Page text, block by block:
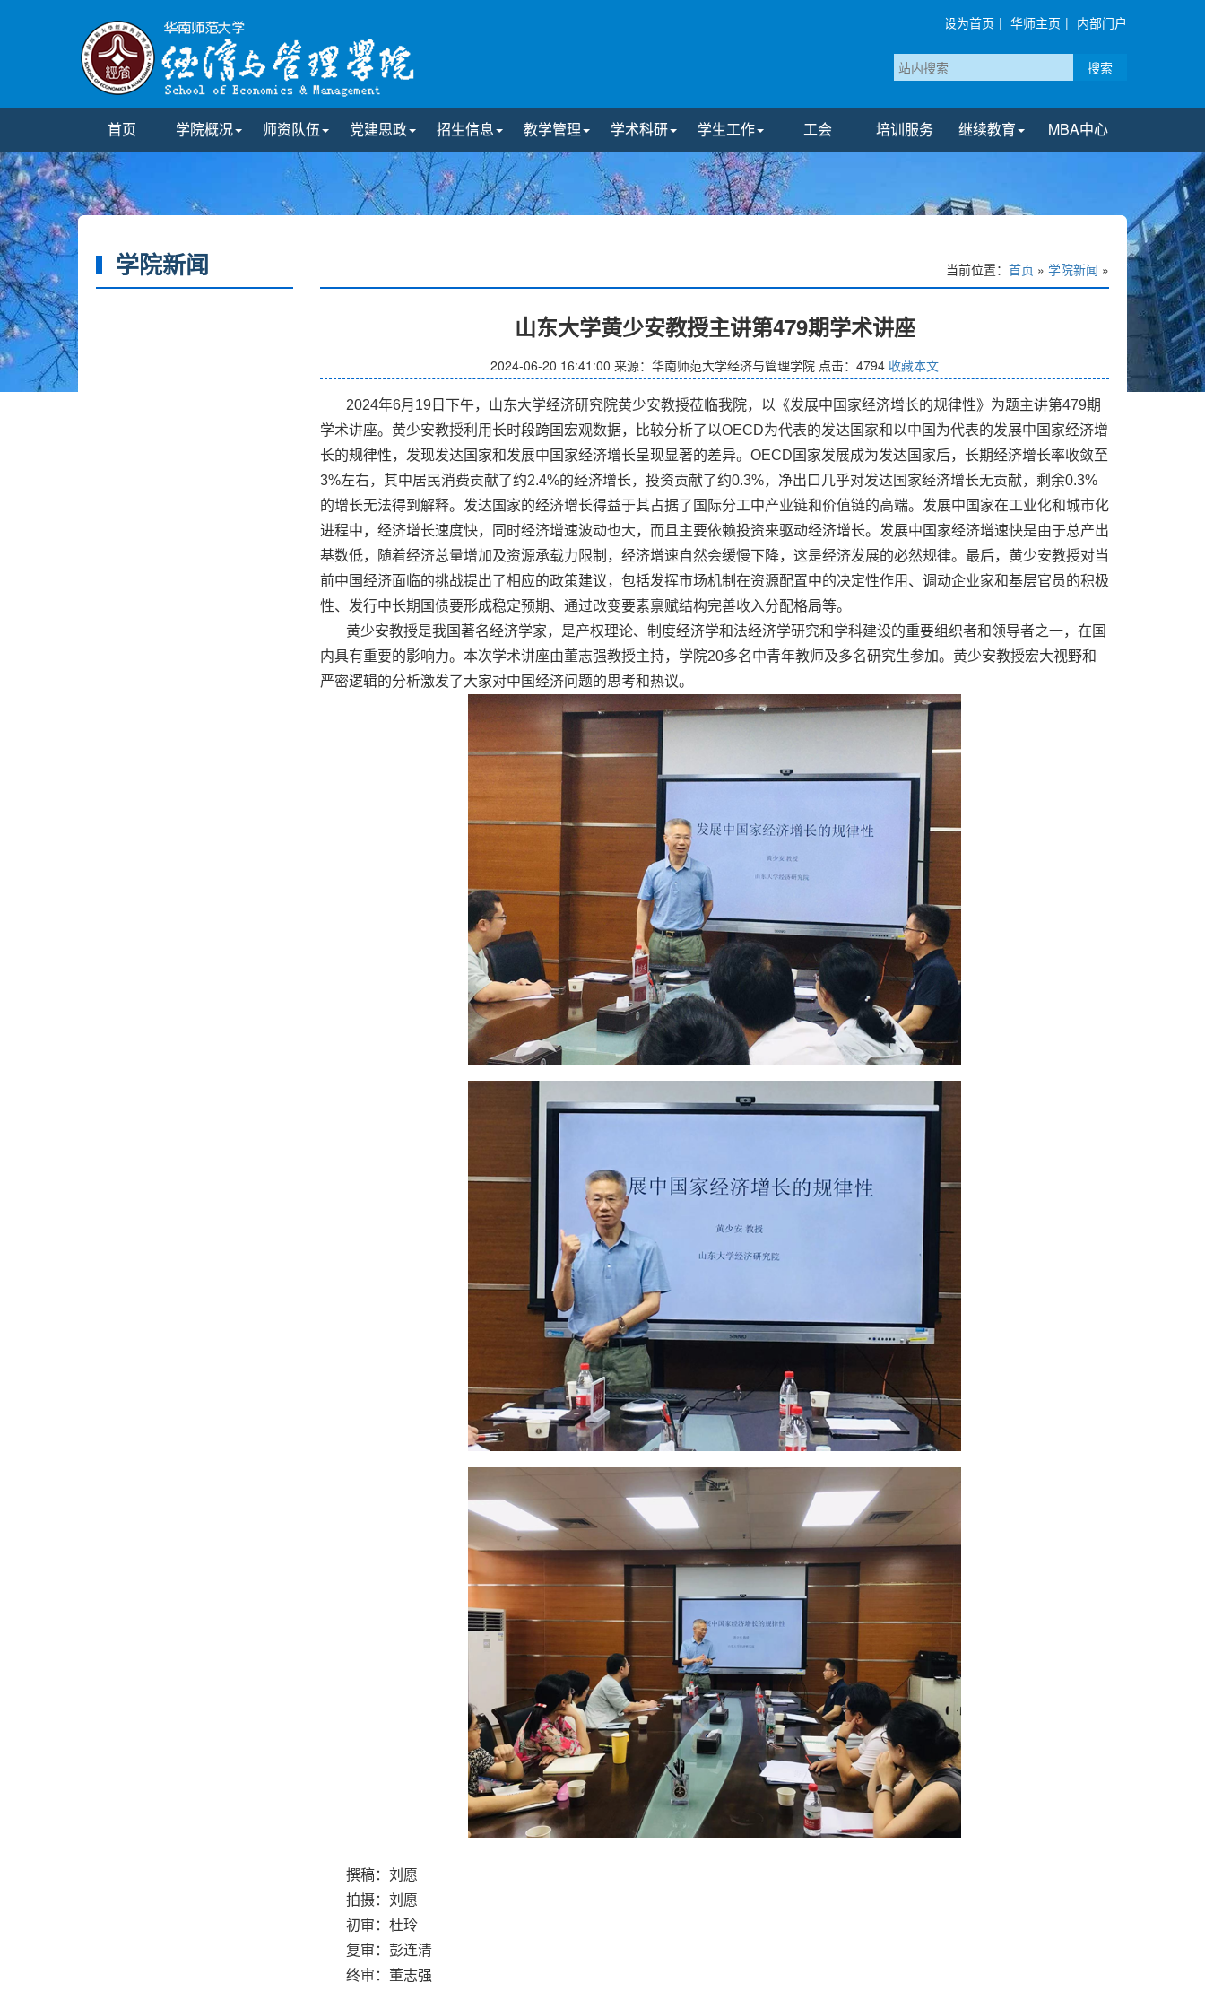
设为首页 | 华师主页 | 内部门户
搜索
首页 学院概况 师资队伍 党建思政 招生信息 教学管理 学术科研 学生工作 工会 培训服务 继续教育 MBA中心
学院新闻 当前位置： 首页 » 学院新闻 »
山东大学黄少安教授主讲第479期学术讲座
2024-06-20 16:41:00 来源：华南师范大学经济与管理学院 点击： 4794 收藏本文
2024年6月19日下午，山东大学经济研究院黄少安教授莅临我院，以《发展中国家经济增长的规律性》为题主讲第479期
学术讲座。黄少安教授利用长时段跨国宏观数据，比较分析了以OECD为代表的发达国家和以中国为代表的发展中国家经济增
长的规律性，发现发达国家和发展中国家经济增长呈现显著的差异。OECD国家发展成为发达国家后，长期经济增长率收敛至
3%左右，其中居民消费贡献了约2.4%的经济增长，投资贡献了约0.3%，净出口几乎对发达国家经济增长无贡献，剩余0.3%
的增长无法得到解释。发达国家的经济增长得益于其占据了国际分工中产业链和价值链的高端。发展中国家在工业化和城市化
进程中，经济增长速度快，同时经济增速波动也大，而且主要依赖投资来驱动经济增长。发展中国家经济增速快是由于总产出
基数低，随着经济总量增加及资源承载力限制，经济增速自然会缓慢下降，这是经济发展的必然规律。最后，黄少安教授对当
前中国经济面临的挑战提出了相应的政策建议，包括发挥市场机制在资源配置中的决定性作用、调动企业家和基层官员的积极
性、发行中长期国债要形成稳定预期、通过改变要素禀赋结构完善收入分配格局等。
黄少安教授是我国著名经济学家，是产权理论、制度经济学和法经济学研究和学科建设的重要组织者和领导者之一，在国
内具有重要的影响力。本次学术讲座由董志强教授主持，学院20多名中青年教师及多名研究生参加。黄少安教授宏大视野和
严密逻辑的分析激发了大家对中国经济问题的思考和热议。
撰稿：刘愿
拍摄：刘愿
初审：杜玲
复审：彭连清
终审：董志强